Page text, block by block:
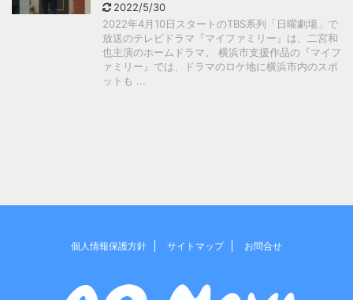
2022/5/30
2022年4月10日スタートのTBS系列「日曜劇場」で
放送のテレビドラマ『マイファミリー』は、二宮和
也主演のホームドラマ。 横浜市支援作品の『マイフ
ァミリー』では、ドラマのロケ地に横浜市内のスポ
ットも ...
個人情報保護方針 サイトマップ お問合せ